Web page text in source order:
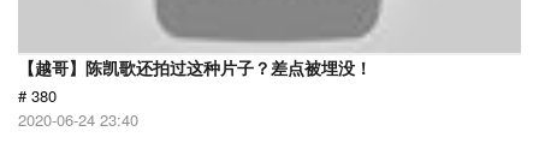
【越哥】陈凯歌还拍过这种片子？差点被埋没！
# 380
2020-06-24 23:40